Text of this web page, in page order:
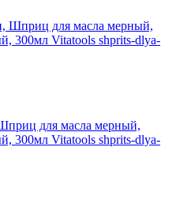
для масла мерный,
300мл Vitatools shprits-dlya-